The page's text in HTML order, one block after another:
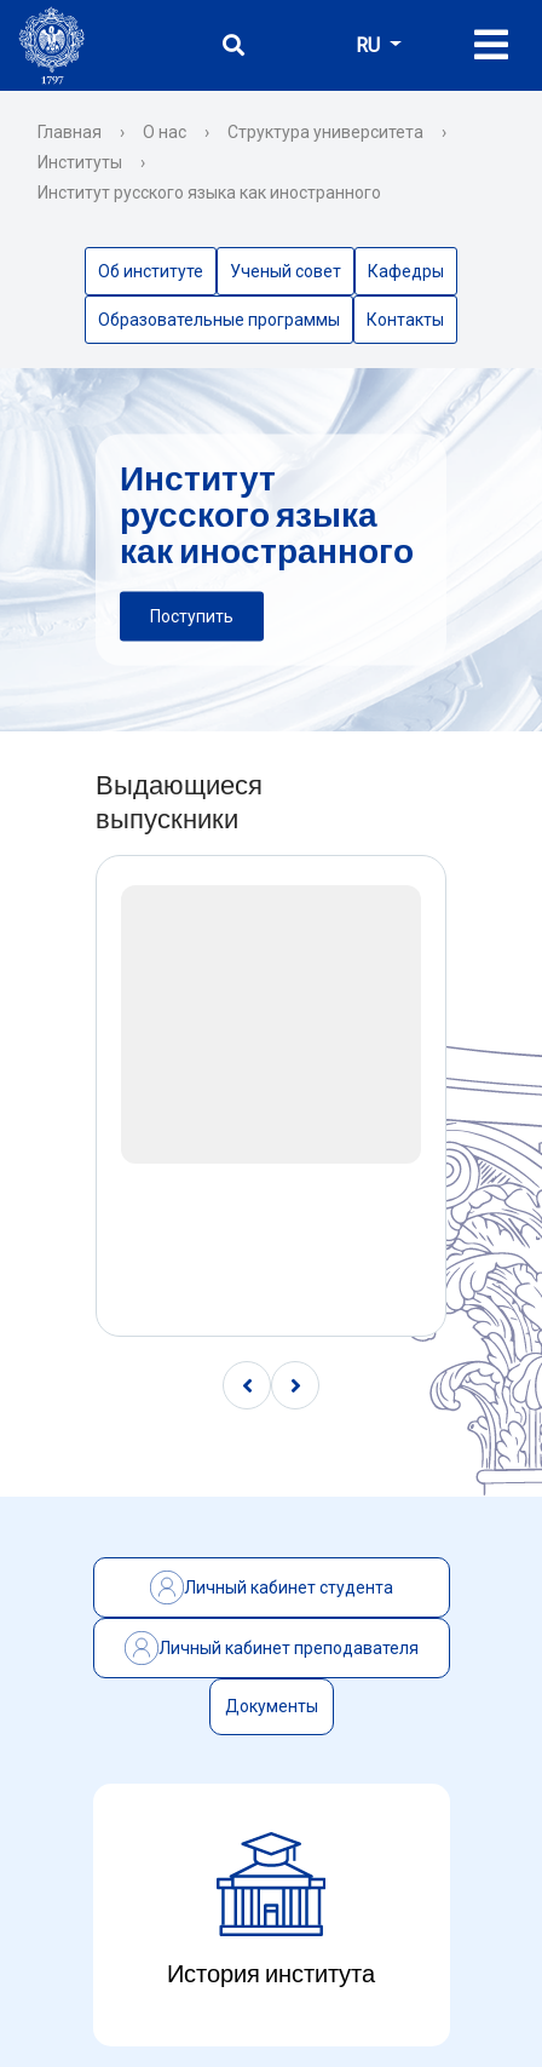
RU
Главная › О нас › Структура университета
›
Институты
›
Институт русского языка как иностранного
Об институте Ученый совет Кафедры
Образовательные программы Контакты
Институт
русского языка
как иностранного
Поступить
Выдающиеся
выпускники
— Преподаватель
Сюн Янь — Специалист по охране
Личный кабинет студента
Личный кабинет преподавателя
Документы
История института